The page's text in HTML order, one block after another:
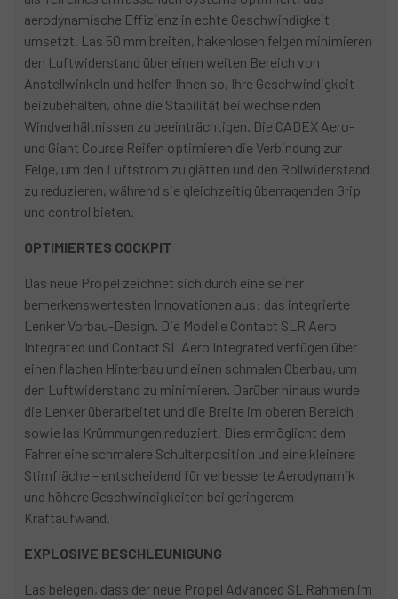
aerodynamische Effizienz in echte Geschwindigkeit
umsetzt. Las 50 mm breiten, hakenlosen felgen minimieren
den Luftwiderstand über einen weiten Bereich von
Anstellwinkeln und helfen Ihnen so, Ihre Geschwindigkeit
beizubehalten, ohne die Stabilität bei wechselnden
Windverhältnissen zu beeinträchtigen. Die CADEX Aero-
und Giant Course Reifen optimieren die Verbindung zur
Felge, um den Luftstrom zu glätten und den Rollwiderstand
zu reduzieren, während sie gleichzeitig überragenden Grip
und control bieten.
OPTIMIERTES COCKPIT
Das neue Propel zeichnet sich durch eine seiner
bemerkenswertesten Innovationen aus: das integrierte
Lenker Vorbau-Design. Die Modelle Contact SLR Aero
Integrated und Contact SL Aero Integrated verfügen über
einen flachen Hinterbau und einen schmalen Oberbau, um
den Luftwiderstand zu minimieren. Darüber hinaus wurde
die Lenker überarbeitet und die Breite im oberen Bereich
sowie las Krümmungen reduziert. Dies ermöglicht dem
Fahrer eine schmalere Schulterposition und eine kleinere
Stirnfläche – entscheidend für verbesserte Aerodynamik
und höhere Geschwindigkeiten bei geringerem
Kraftaufwand.
EXPLOSIVE BESCHLEUNIGUNG
Las belegen, dass der neue Propel Advanced SL Rahmen im